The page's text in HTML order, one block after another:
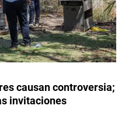
causan controversia;
invitaciones